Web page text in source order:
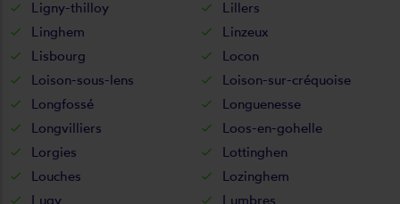
Ligny-thilloy
Lillers
Linghem
Linzeux
Lisbourg
Locon
Loison-sous-lens
Loison-sur-créquoise
Longfossé
Longuenesse
Longvilliers
Loos-en-gohelle
Lorgies
Lottinghen
Louches
Lozinghem
Lugy
Lumbres